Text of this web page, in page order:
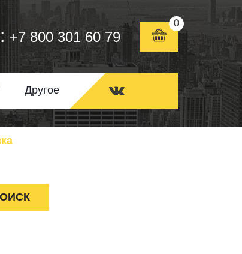
+7 800 301 60 79
0
Другое